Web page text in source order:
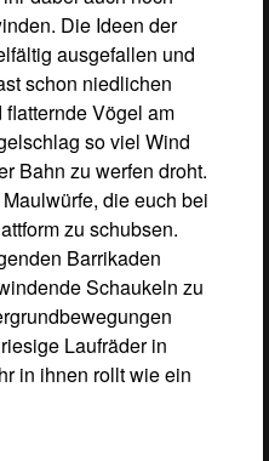
Prellpfosten, von denen
in die
werdet. Das kann
fies sein. Doch zum
einzelnen Levels, die
Stellen erleichtern.
Bäume oder Pfosten ab
in den sicheren Tod zu
im Laufe der
wodurch der
Selbst das Ziel ist nicht
Torbogen, den ihr am
von zwei Seiten aus
schon mal quer zum